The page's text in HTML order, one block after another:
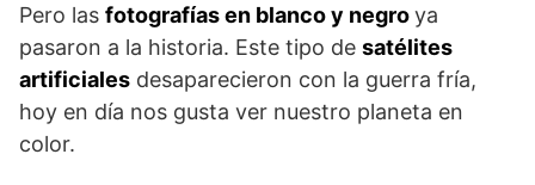
Pero las fotografías en blanco y negroya
pasaron a la historia. Este tipo de satélites
artificiales desaparecieron con la guerra fría,
hoy en día nos gusta ver nuestro planeta en
color.